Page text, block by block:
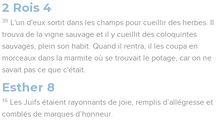
2 Rois 4
39
L'un d'eux sortit dans les champs pour cueillir des herbes. Il
trouva de la vigne sauvage et il y cueillit des coloquintes
sauvages, plein son habit. Quand il rentra, il les coupa en
morceaux dans la marmite où se trouvait le potage, car on ne
savait pas ce que c'était.
Esther 8
16
Les Juifs étaient rayonnants de joie, remplis d’allégresse et
comblés de marques d’honneur.